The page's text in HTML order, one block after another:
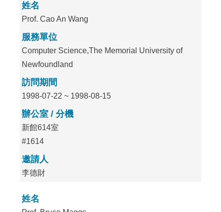
姓名
Prof. Cao An Wang
服務單位
Computer Science,The Memorial University of
Newfoundland
訪問期間
1998-07-22 ~ 1998-08-15
辦公室 / 分機
新館614室
#1614
邀請人
李德財
姓名